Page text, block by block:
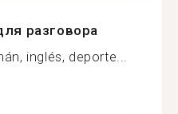
разговора
inglés, deporte...